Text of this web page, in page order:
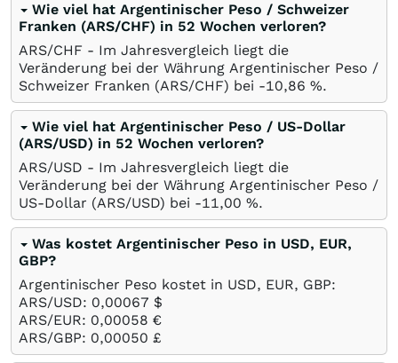
Wie viel hat Argentinischer Peso / Schweizer
Franken (ARS/CHF) in 52 Wochen verloren?
ARS/CHF - Im Jahresvergleich liegt die
Veränderung bei der Währung Argentinischer Peso /
Schweizer Franken (ARS/CHF) bei -10,86 %.
Wie viel hat Argentinischer Peso / US-Dollar
(ARS/USD) in 52 Wochen verloren?
ARS/USD - Im Jahresvergleich liegt die
Veränderung bei der Währung Argentinischer Peso /
US-Dollar (ARS/USD) bei -11,00 %.
Was kostet Argentinischer Peso in USD, EUR,
GBP?
Argentinischer Peso kostet in USD, EUR, GBP:
ARS/USD: 0,00067 $
ARS/EUR: 0,00058 €
ARS/GBP: 0,00050 £